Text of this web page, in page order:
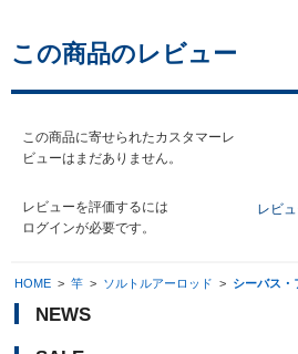
この商品のレビュー
この商品に寄せられたカスタマーレ
ビューはまだありません。
レビューを評価するには
ログインが必要です。
レビ
HOME > 竿 > ソルトルアーロッド > シーバス・
NEWS